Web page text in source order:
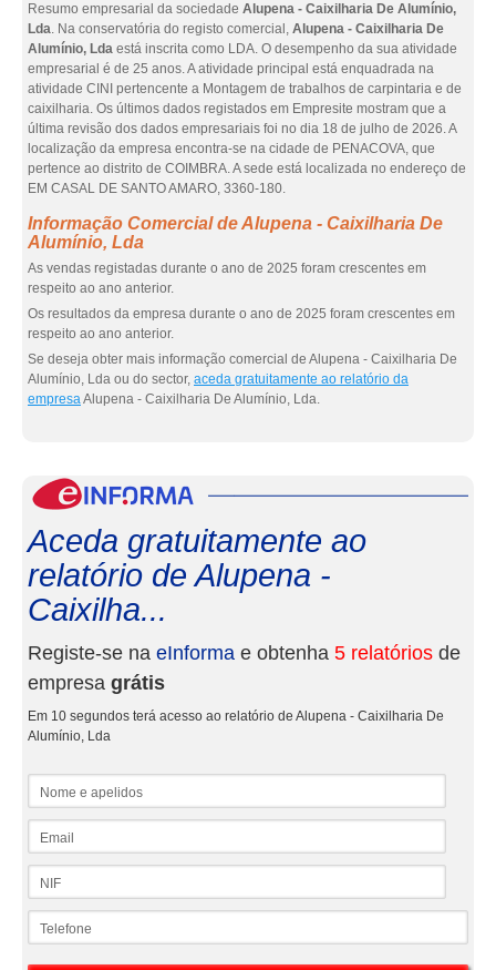
Resumo empresarial da sociedade Alupena - Caixilharia De Alumínio,
Lda. Na conservatória do registo comercial, Alupena - Caixilharia De
Alumínio, Lda está inscrita como LDA. O desempenho da sua atividade
empresarial é de 25 anos. A atividade principal está enquadrada na
atividade CINI pertencente a Montagem de trabalhos de carpintaria e de
caixilharia. Os últimos dados registados em Empresite mostram que a
última revisão dos dados empresariais foi no dia 18 de julho de 2026. A
localização da empresa encontra-se na cidade de PENACOVA, que
pertence ao distrito de COIMBRA. A sede está localizada no endereço de
EM CASAL DE SANTO AMARO, 3360-180.
Informação Comercial de Alupena - Caixilharia De
Alumínio, Lda
As vendas registadas durante o ano de 2025 foram crescentes em
respeito ao ano anterior.
Os resultados da empresa durante o ano de 2025 foram crescentes em
respeito ao ano anterior.
Se deseja obter mais informação comercial de Alupena - Caixilharia De
Alumínio, Lda ou do sector, aceda gratuitamente ao relatório da
empresaAlupena - Caixilharia De Alumínio, Lda.
Aceda gratuitamente ao
relatório de Alupena -
Caixilha...
Registe-se na eInforma e obtenha 5 relatórios de
empresa grátis
Em 10 segundos terá acesso ao relatório de Alupena - Caixilharia De
Alumínio, Lda